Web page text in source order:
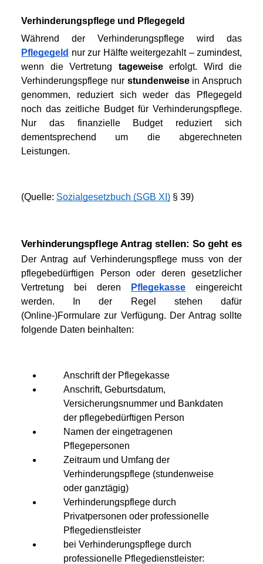
Verhinderungspflege und Pflegegeld
Während der Verhinderungspflege wird das
Pflegegeld nur zur Hälfte weitergezahlt – zumindest,
wenn die Vertretung tageweise erfolgt. Wird die
Verhinderungspflege nur stundenweise in Anspruch
genommen, reduziert sich weder das Pflegegeld
noch das zeitliche Budget für Verhinderungspflege.
Nur das finanzielle Budget reduziert sich
dementsprechend um die abgerechneten
Leistungen.
(Quelle: Sozialgesetzbuch (SGB XI) § 39)
Verhinderungspflege Antrag stellen: So geht es
Der Antrag auf Verhinderungspflege muss von der
pflegebedürftigen Person oder deren gesetzlicher
Vertretung bei deren
Pflegekasse eingereicht
werden. In der Regel stehen dafür
(Online-)Formulare zur Verfügung. Der Antrag sollte
folgende Daten beinhalten:
Anschrift der Pflegekasse
Anschrift, Geburtsdatum,
Versicherungsnummer und Bankdaten
der pflegebedürftigen Person
Namen der eingetragenen
Pflegepersonen
Zeitraum und Umfang der
Verhinderungspflege (stundenweise
oder ganztägig)
Verhinderungspflege durch
Privatpersonen oder professionelle
Pflegedienstleister
bei Verhinderungspflege durch
professionelle Pflegedienstleister: